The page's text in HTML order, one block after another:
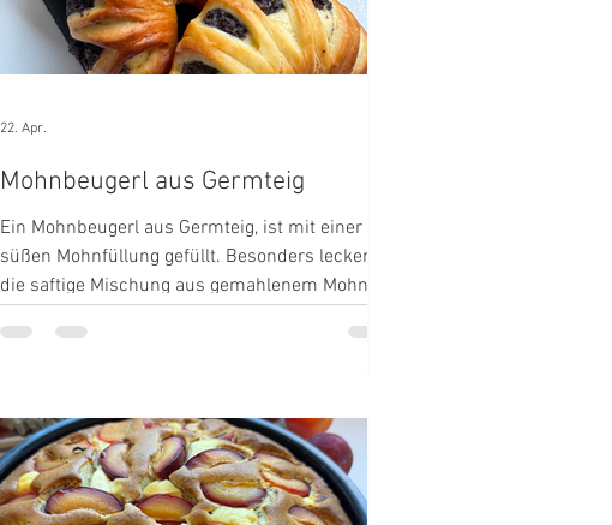
Mohnbeugerl aus Germteig
Ein Mohnbeugerl aus Germteig, ist mit einer
süßen Mohnfüllung gefüllt. Besonders lecker ist
die saftige Mischung aus gemahlenem Mohn,
eingerollt wird.
22. Apr.